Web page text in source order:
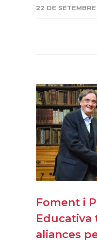
22 DE
Foment i
Educativa
aliances